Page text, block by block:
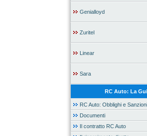
Genialloyd
Zuritel
Linear
Sara
RC Auto: La
RC Auto: Obblighi e Sanzioni
Documenti
Il contratto RC Auto